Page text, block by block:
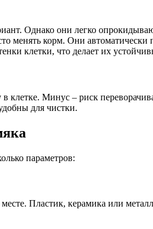
Однако они легко
корм. Они автоматически
клетки, что делает их
клетке. Минус – риск
для чистки.
параметров:
месте. Пластик, керамика или